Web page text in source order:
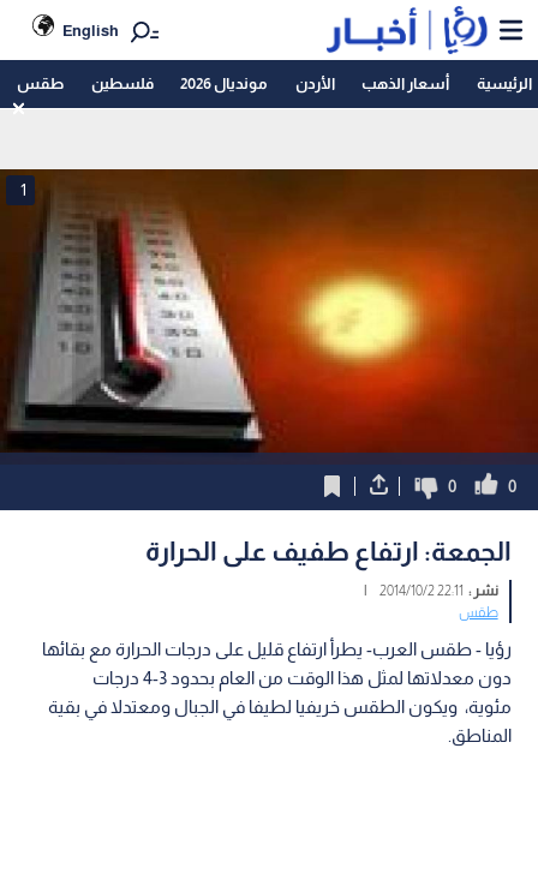
English
الرئيسية أسعار الذهب الأردن مونديال 2026 فلسطين طقس
1
0
0
الجمعة: ارتفاع طفيف على الحرارة
نشر : 22:11 2014/10/2
|
طقس
رؤيا - طقس العرب- يطرأ ارتفاع قليل على درجات الحرارة مع بقائها
دون معدلاتها لمثل هذا الوقت من العام بحدود 3-4 درجات
مئوية، ويكون الطقس خريفيا لطيفا في الجبال ومعتدلا في بقية
المناطق.